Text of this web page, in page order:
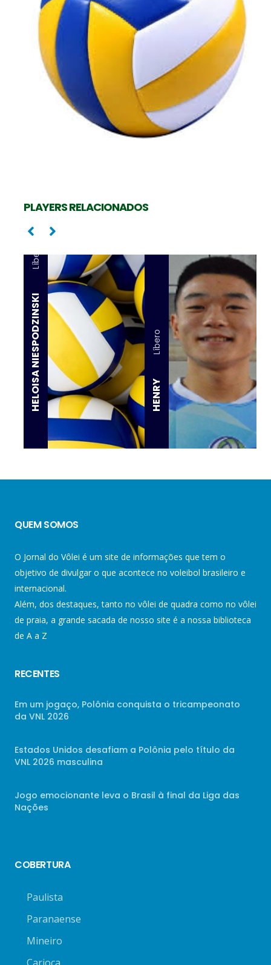
PLAYERS RELACIONADOS
HELOISA NIESPODZINSKI
Líbero
HENRY
Líbero
QUEM SOMOS
O Jornal do Vôlei é um site de informações que tem o
objetivo de divulgar o que acontece no voleibol brasileiro e
internacional.
Além, dos destaques, tanto no vôlei de quadra como no vôlei
de praia, a grande sacada de nosso site é a nossa biblioteca
de A a Z
RECENTES
Em um jogaço, Polônia conquista o tricampeonato
da VNL 2026
Estados Unidos desafiam a Polônia pelo título da
VNL 2026 masculina
Jogo emocionante leva o Brasil à final da Liga das
Nações
COBERTURA
Paulista
Paranaense
Mineiro